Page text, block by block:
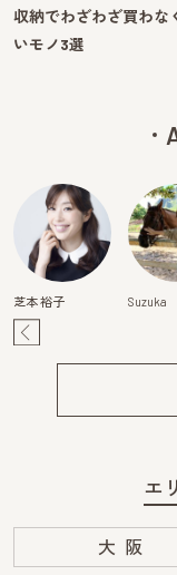
収納でわざわざ買わな
いモノ3選
芝本 裕子 Suzuka
エ
大阪